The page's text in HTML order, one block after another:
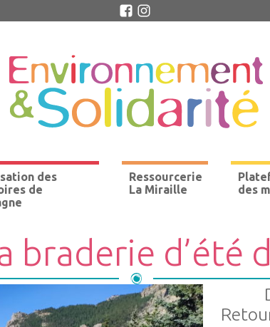
des
de
Ressourcerie
La Miraille
des
braderie d’été